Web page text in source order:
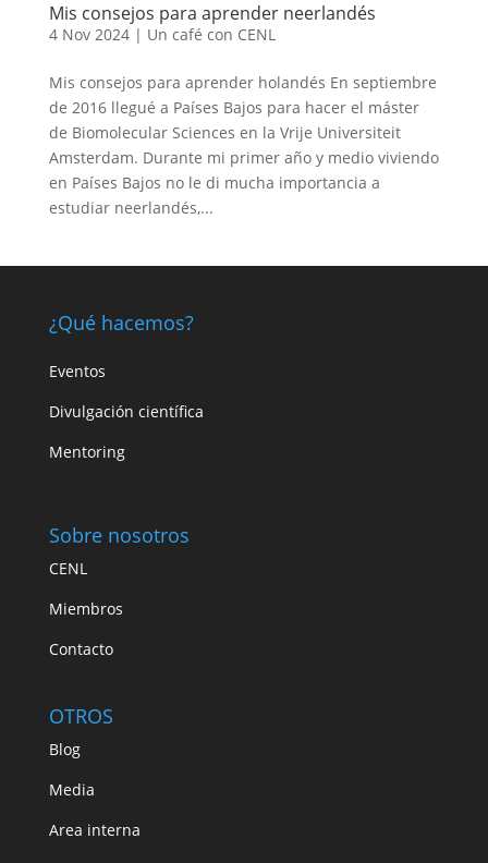
Mis consejos para aprender neerlandés
4 Nov 2024| Un café con CENL
Mis consejos para aprender holandés En septiembre
de 2016 llegué a Países Bajos para hacer el máster
de Biomolecular Sciences en la Vrije Universiteit
Amsterdam. Durante mi primer año y medio viviendo
en Países Bajos no le di mucha importancia a
estudiar neerlandés,...
¿Qué hacemos?
Eventos
Divulgación científica
Mentoring
Sobre nosotros
CENL
Miembros
Contacto
OTROS
Blog
Media
Area interna